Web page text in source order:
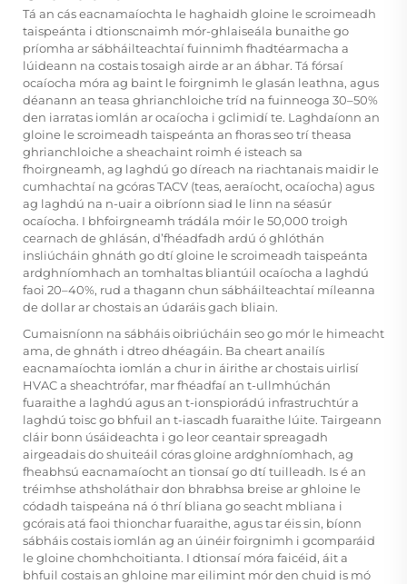
Tá an cás eacnamaíochta le haghaidh gloine le scroimeadh
taispeánta i dtionscnaimh mór-ghlaiseála bunaithe go
príomha ar sábháilteachtaí fuinnimh fhadtéarmacha a
lúideann na costais tosaigh airde ar an ábhar. Tá fórsaí
ocaíocha móra ag baint le foirgnimh le glasán leathna, agus
déanann an teasa ghrianchloiche tríd na fuinneoga 30–50%
den iarratas iomlán ar ocaíocha i gclimidí te. Laghdaíonn an
gloine le scroimeadh taispeánta an fhoras seo trí theasa
ghrianchloiche a sheachaint roimh é isteach sa
fhoirgneamh, ag laghdú go díreach na riachtanais maidir le
cumhachtaí na gcóras TACV (teas, aeraíocht, ocaíocha) agus
ag laghdú na n-uair a oibríonn siad le linn na séasúr
ocaíocha. I bhfoirgneamh trádála móir le 50,000 troigh
cearnach de ghlásán, d’fhéadfadh ardú ó ghlóthán
insliúcháin ghnáth go dtí gloine le scroimeadh taispeánta
ardghníomhach an tomhaltas bliantúil ocaíocha a laghdú
faoi 20–40%, rud a thagann chun sábháilteachtaí míleanna
de dollar ar chostais an údaráis gach bliain.
Cumaisníonn na sábháis oibriúcháin seo go mór le himeacht
ama, de ghnáth i dtreo dhéagáin. Ba cheart anailís
eacnamaíochta iomlán a chur in áirithe ar chostais uirlisí
HVAC a sheachtrófar, mar fhéadfaí an t-ullmhúchán
fuaraithe a laghdú agus an t-ionspiorádú infrastruchtúr a
laghdú toisc go bhfuil an t-iascadh fuaraithe lúite. Tairgeann
cláir bonn úsáideachta i go leor ceantair spreagadh
airgeadais do shuiteáil córas gloine ardghníomhach, ag
fheabhsú eacnamaíocht an tionsaí go dtí tuilleadh. Is é an
tréimhse athsholáthair don bhrabhsa breise ar ghloine le
códadh taispeána ná ó thrí bliana go seacht mbliana i
gcórais atá faoi thionchar fuaraithe, agus tar éis sin, bíonn
sábháis costais iomlán ag an úinéir foirgnimh i gcomparáid
le gloine chomhchoitianta. I dtionsaí móra faicéid, áit a
bhfuil costais an ghloine mar eilimint mór den chuid is mó